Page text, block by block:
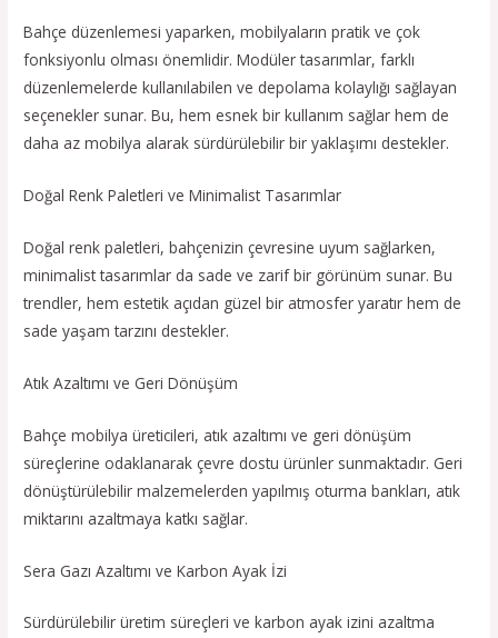
Bahçe düzenlemesi yaparken, mobilyaların pratik ve çok
fonksiyonlu olması önemlidir. Modüler tasarımlar, farklı
düzenlemelerde kullanılabilen ve depolama kolaylığı sağlayan
seçenekler sunar. Bu, hem esnek bir kullanım sağlar hem de
daha az mobilya alarak sürdürülebilir bir yaklaşımı destekler.
Doğal Renk Paletleri ve Minimalist Tasarımlar
Doğal renk paletleri, bahçenizin çevresine uyum sağlarken,
minimalist tasarımlar da sade ve zarif bir görünüm sunar. Bu
trendler, hem estetik açıdan güzel bir atmosfer yaratır hem de
sade yaşam tarzını destekler.
Atık Azaltımı ve Geri Dönüşüm
Bahçe mobilya üreticileri, atık azaltımı ve geri dönüşüm
süreçlerine odaklanarak çevre dostu ürünler sunmaktadır. Geri
dönüştürülebilir malzemelerden yapılmış oturma bankları, atık
miktarını azaltmaya katkı sağlar.
Sera Gazı Azaltımı ve Karbon Ayak İzi
Sürdürülebilir üretim süreçleri ve karbon ayak izini azaltma